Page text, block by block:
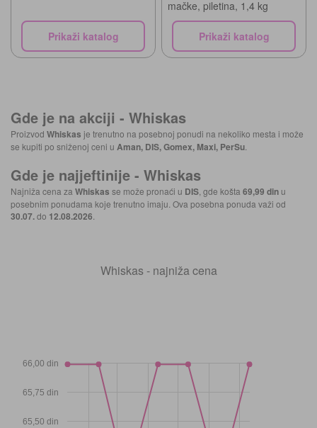
Prikaži katalog
mačke, piletina, 1,4 kg
Prikaži katalog
Gde je na akciji - Whiskas
Proizvod Whiskas je trenutno na posebnoj ponudi na nekoliko mesta i može
se kupiti po sniženoj ceni u Aman, DIS, Gomex, Maxi, PerSu.
Gde je najjeftinije - Whiskas
Najniža cena zaWhiskas se može pronaći u DIS, gde košta69,99 din u
posebnim ponudama koje trenutno imaju. Ova posebna ponuda važi od
30.07.do 12.08.2026.
Whiskas - najniža cena
65,50 din
65,75 din
66,00 din